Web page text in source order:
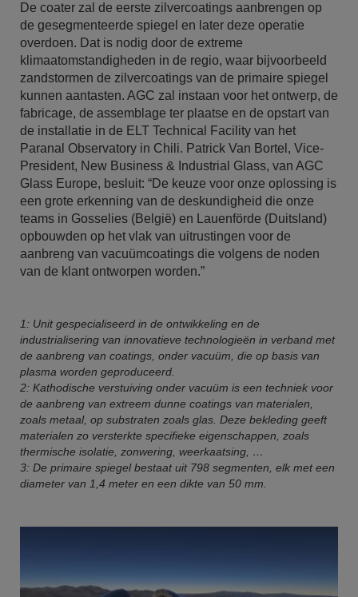
De coater zal de eerste zilvercoatings aanbrengen op
de gesegmenteerde spiegel en later deze operatie
overdoen. Dat is nodig door de extreme
klimaatomstandigheden in de regio, waar bijvoorbeeld
zandstormen de zilvercoatings van de primaire spiegel
kunnen aantasten. AGC zal instaan voor het ontwerp, de
fabricage, de assemblage ter plaatse en de opstart van
de installatie in de ELT Technical Facility van het
Paranal Observatory in Chili. Patrick Van Bortel, Vice-
President, New Business & Industrial Glass, van AGC
Glass Europe, besluit: “De keuze voor onze oplossing is
een grote erkenning van de deskundigheid die onze
teams in Gosselies (België) en Lauenförde (Duitsland)
opbouwden op het vlak van uitrustingen voor de
aanbreng van vacuümcoatings die volgens de noden
van de klant ontworpen worden.”
1: Unit gespecialiseerd in de ontwikkeling en de
industrialisering van innovatieve technologieën in verband met
de aanbreng van coatings, onder vacuüm, die op basis van
plasma worden geproduceerd.
2: Kathodische verstuiving onder vacuüm is een techniek voor
de aanbreng van extreem dunne coatings van materialen,
zoals metaal, op substraten zoals glas. Deze bekleding geeft
materialen zo versterkte specifieke eigenschappen, zoals
thermische isolatie, zonwering, weerkaatsing, …
3: De primaire spiegel bestaat uit 798 segmenten, elk met een
diameter van 1,4 meter en een dikte van 50 mm.